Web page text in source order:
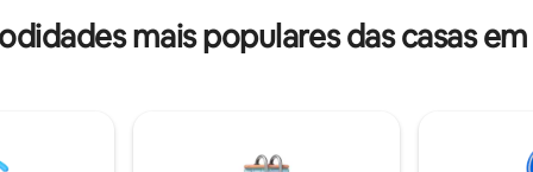
com vista para um belo farol
ou apenas para relaxar.
tirar o fôlego. Misturando luxo com
charme à beira-mar, a villa
um espaçoso terraço e uma
privada, mergulhando-o na
mais populares das casas